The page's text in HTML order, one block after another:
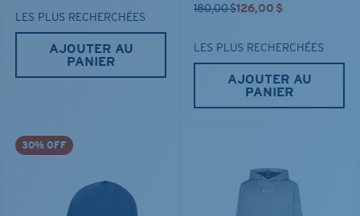
LES PLUS RECHERCHÉES
AJOUTER AU
PANIER
180,00 $126,00 $
LES PLUS RECHERCHÉES
AJOUTER AU
PANIER
30% OFF